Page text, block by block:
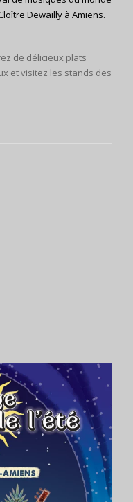
Dewailly à Amiens.
de délicieux plats
et visitez les stands des